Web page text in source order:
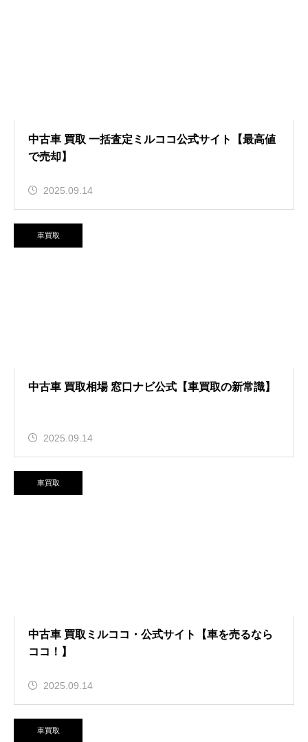
中古車 買取 一括査定ミルココ公式サイト【最高値
で売却】
2025.09.14
車買取
中古車 買取相場 窓口ナビ公式【車買取の新常識】
2025.09.14
車買取
中古車 買取ミルココ・公式サイト【車を売るなら
ココ！】
2025.09.14
車買取